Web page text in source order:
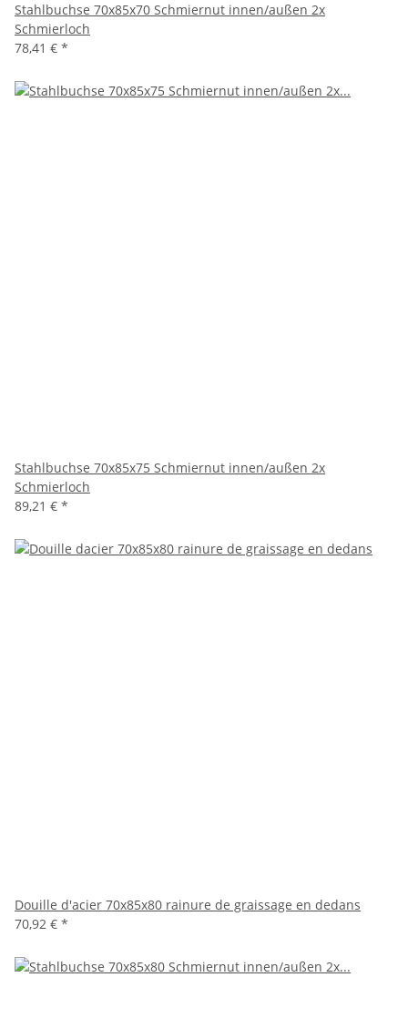
Stahlbuchse 70x85x70 Schmiernut innen/außen 2x
Schmierloch
78,41 € *
Stahlbuchse 70x85x75 Schmiernut innen/außen 2x
Schmierloch
89,21 € *
Douille d'acier 70x85x80 rainure de graissage en dedans
70,92 € *